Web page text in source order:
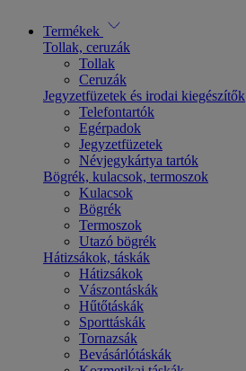
Termékek
Tollak, ceruzák
Tollak
Ceruzák
Jegyzetfüzetek és irodai kiegészítők
Telefontartók
Egérpadok
Jegyzetfüzetek
Névjegykártya tartók
Bögrék, kulacsok, termoszok
Kulacsok
Bögrék
Termoszok
Utazó bögrék
Hátizsákok, táskák
Hátizsákok
Vászontáskák
Hűtőtáskák
Sporttáskák
Tornazsák
Bevásárlótáskák